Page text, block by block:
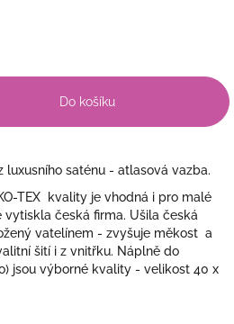
Do košíku
saténu - atlasová vazba.
TEX kvality je vhodná i pro malé
česká firma. Ušila česká
vatelínem - zvyšuje měkost a
šití i z vnitřku. Náplně do
jsou výborné kvality - velikost 40 x